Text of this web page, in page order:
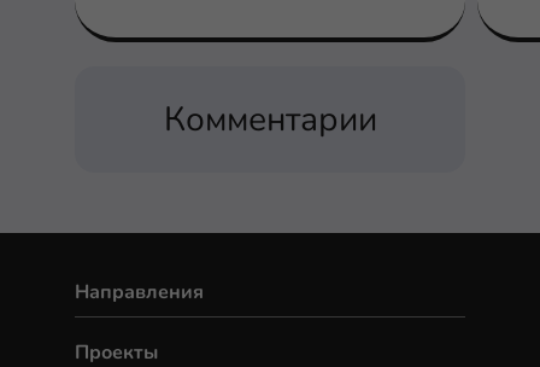
Комментарии
Направления
Проекты